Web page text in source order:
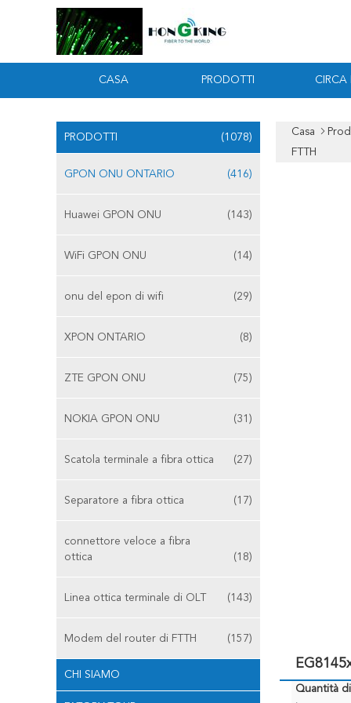
CASA PRODOTTI CIRCA
PRODOTTI (1078)
GPON ONU ONTARIO (416)
Huawei GPON ONU (143)
WiFi GPON ONU (14)
onu del epon di wifi (29)
XPON ONTARIO (8)
ZTE GPON ONU (75)
NOKIA GPON ONU (31)
Scatola terminale a fibra ottica (27)
Separatore a fibra ottica (17)
connettore veloce a fibra
ottica
(18)
Linea ottica terminale di OLT (143)
Modem del router di FTTH (157)
CHI SIAMO
Casa
FTTH
Quantità